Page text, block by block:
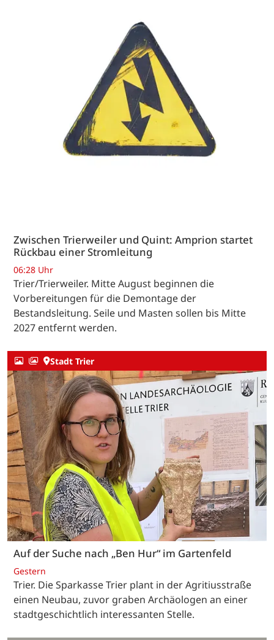
Zwischen Trierweiler und Quint: Amprion startet
Rückbau einer Stromleitung
06:28 Uhr
Trier/Trierweiler. Mitte August beginnen die
Vorbereitungen für die Demontage der
Bestandsleitung. Seile und Masten sollen bis Mitte
2027 entfernt werden.
Stadt Trier
Auf der Suche nach „Ben Hur“ im Gartenfeld
Gestern
Trier. Die Sparkasse Trier plant in der Agritiusstraße
einen Neubau, zuvor graben Archäologen an einer
stadtgeschichtlich interessanten Stelle.